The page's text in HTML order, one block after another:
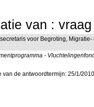
van :
voor Begroting,
-
van de antwoordtermijn: 25/1/